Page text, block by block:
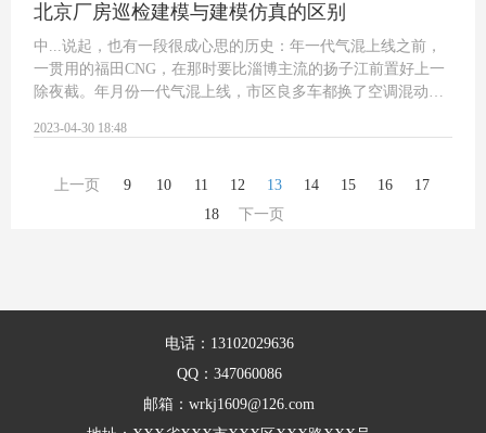
北京厂房巡检建模与建模仿真的区别
中...说起，也有一段很成心思的历史：年一代气混上线之前，
一贯用的福田CNG，在那时要比淄博主流的扬子江前置好上一
除夜截。年月份一代气混上线，市区良多车都换了空调混动，
贯都是用的老车，到了年月，三代气混来…
2023-04-30 18:48
上一页 9 10 11 12 13 14 15 16
17
18
下一页
电话：13102029636
QQ：347060086
邮箱：wrkj1609@126.com